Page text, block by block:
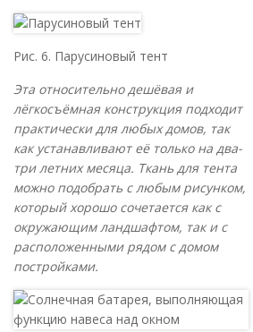
Рис. 6. Парусиновый тент
Эта относительно дешёвая и
лёгкосъёмная конструкция подходит
практически для любых домов, так
как устанавливают её только на два-
три летних месяца. Ткань для тента
можно подобрать с любым рисунком,
который хорошо сочетается как с
окружающим ландшафтом, так и с
расположенными рядом с домом
постройками.